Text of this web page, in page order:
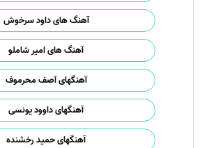
آهنگ های داود سرخوش
آهنگ های امیر شاملو
آهنگهای آصف محرموف
آهنگهای داوود یونسی
آهنگهای حمید رخشنده